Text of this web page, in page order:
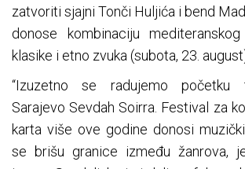
zatvoriti sjajni Tonči Huljića i bend
donose kombinaciju
klasike i etno zvuka (subota, 23.
“Izuzetno se radujemo početku
Sarajevo Sevdah Soirra. Festival za
karta više ove godine donosi
se brišu granice između žanrova,